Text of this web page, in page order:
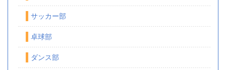
サッカー部
卓球部
ダンス部